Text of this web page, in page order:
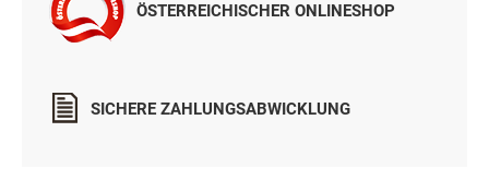
ÖSTERREICHISCHER ONLINESHOP
SICHERE ZAHLUNGSABWICKLUNG